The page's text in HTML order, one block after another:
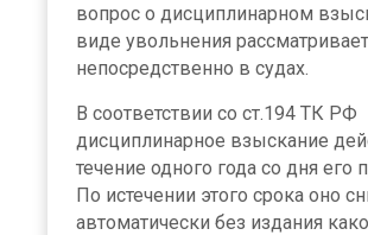
вопрос о дисциплинарном
виде увольнения
непосредственно в судах.
В соответствии со ст.194 ТК РФ
дисциплинарное взыскание
течение одного года со дня его
По истечении этого срока оно
автоматически без издания